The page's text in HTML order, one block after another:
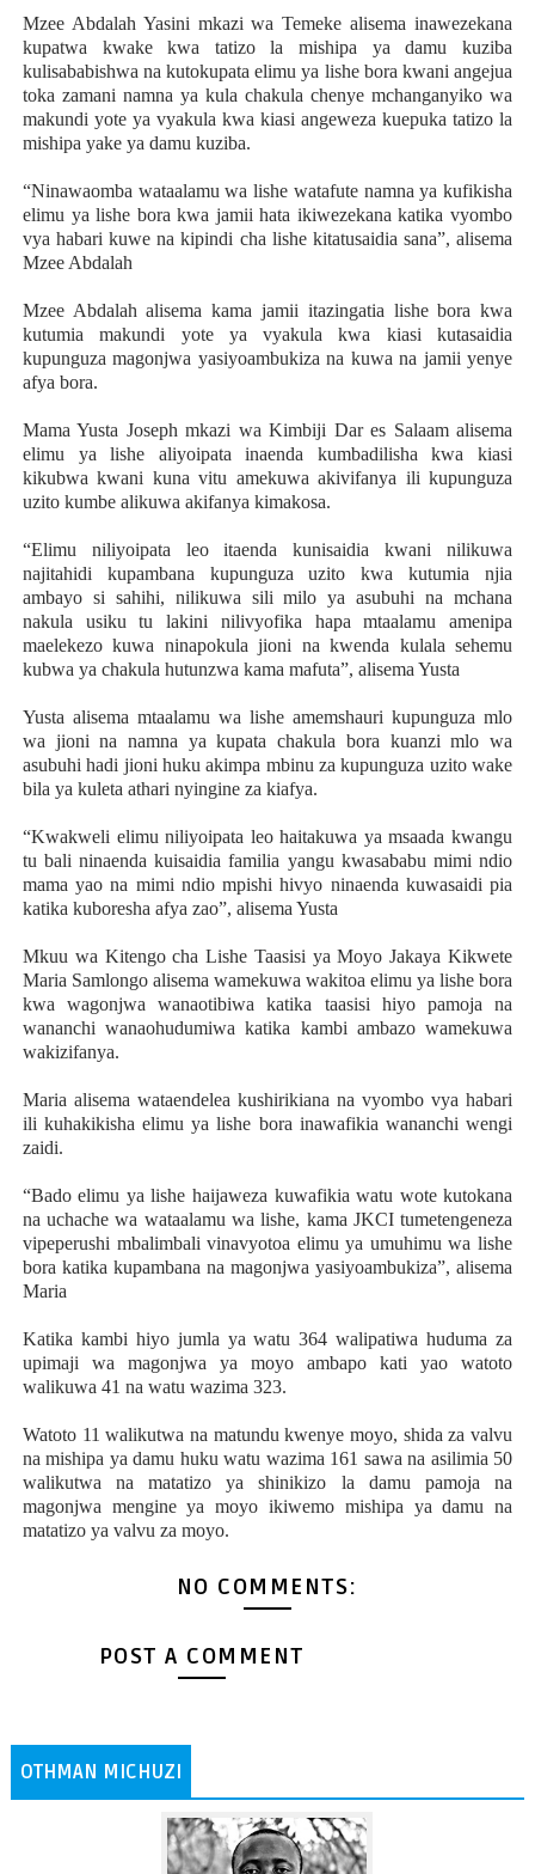
Mzee Abdalah Yasini mkazi wa Temeke alisema inawezekana
kupatwa kwake kwa tatizo la mishipa ya damu kuziba
kulisababishwa na kutokupata elimu ya lishe bora kwani angejua
toka zamani namna ya kula chakula chenye mchanganyiko wa
makundi yote ya vyakula kwa kiasi angeweza kuepuka tatizo la
mishipa yake ya damu kuziba.
“Ninawaomba wataalamu wa lishe watafute namna ya kufikisha
elimu ya lishe bora kwa jamii hata ikiwezekana katika vyombo
vya habari kuwe na kipindi cha lishe kitatusaidia sana”, alisema
Mzee Abdalah
Mzee Abdalah alisema kama jamii itazingatia lishe bora kwa
kutumia makundi yote ya vyakula kwa kiasi kutasaidia
kupunguza magonjwa yasiyoambukiza na kuwa na jamii yenye
afya bora.
Mama Yusta Joseph mkazi wa Kimbiji Dar es Salaam alisema
elimu ya lishe aliyoipata inaenda kumbadilisha kwa kiasi
kikubwa kwani kuna vitu amekuwa akivifanya ili kupunguza
uzito kumbe alikuwa akifanya kimakosa.
“Elimu niliyoipata leo itaenda kunisaidia kwani nilikuwa
najitahidi kupambana kupunguza uzito kwa kutumia njia
ambayo si sahihi, nilikuwa sili milo ya asubuhi na mchana
nakula usiku tu lakini nilivyofika hapa mtaalamu amenipa
maelekezo kuwa ninapokula jioni na kwenda kulala sehemu
kubwa ya chakula hutunzwa kama mafuta”, alisema Yusta
Yusta alisema mtaalamu wa lishe amemshauri kupunguza mlo
wa jioni na namna ya kupata chakula bora kuanzi mlo wa
asubuhi hadi jioni huku akimpa mbinu za kupunguza uzito wake
bila ya kuleta athari nyingine za kiafya.
“Kwakweli elimu niliyoipata leo haitakuwa ya msaada kwangu
tu bali ninaenda kuisaidia familia yangu kwasababu mimi ndio
mama yao na mimi ndio mpishi hivyo ninaenda kuwasaidi pia
katika kuboresha afya zao”, alisema Yusta
Mkuu wa Kitengo cha Lishe Taasisi ya Moyo Jakaya Kikwete
Maria Samlongo alisema wamekuwa wakitoa elimu ya lishe bora
kwa wagonjwa wanaotibiwa katika taasisi hiyo pamoja na
wananchi wanaohudumiwa katika kambi ambazo wamekuwa
wakizifanya.
Maria alisema wataendelea kushirikiana na vyombo vya habari
ili kuhakikisha elimu ya lishe bora inawafikia wananchi wengi
zaidi.
“Bado elimu ya lishe haijaweza kuwafikia watu wote kutokana
na uchache wa wataalamu wa lishe, kama JKCI tumetengeneza
vipeperushi mbalimbali vinavyotoa elimu ya umuhimu wa lishe
bora katika kupambana na magonjwa yasiyoambukiza”, alisema
Maria
Katika kambi hiyo jumla ya watu 364 walipatiwa huduma za
upimaji wa magonjwa ya moyo ambapo kati yao watoto
walikuwa 41 na watu wazima 323.
Watoto 11 walikutwa na matundu kwenye moyo, shida za valvu
na mishipa ya damu huku watu wazima 161 sawa na asilimia 50
walikutwa na matatizo ya shinikizo la damu pamoja na
magonjwa mengine ya moyo ikiwemo mishipa ya damu na
matatizo ya valvu za moyo.
NO COMMENTS:
POST A COMMENT
OTHMAN MICHUZI